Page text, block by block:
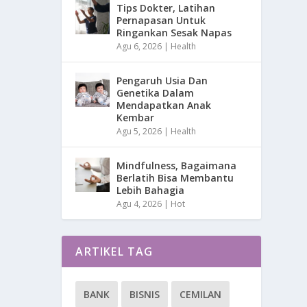
Tips Dokter, Latihan
Pernapasan Untuk
Ringankan Sesak Napas
Agu 6, 2026 | Health
Pengaruh Usia Dan
Genetika Dalam
Mendapatkan Anak
Kembar
Agu 5, 2026 | Health
Mindfulness, Bagaimana
Berlatih Bisa Membantu
Lebih Bahagia
Agu 4, 2026 | Hot
ARTIKEL TAG
BANK BISNIS CEMILAN